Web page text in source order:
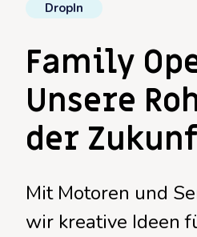
DropIn
Family
Unsere
der
Mit Motoren und
wir kreative Ideen